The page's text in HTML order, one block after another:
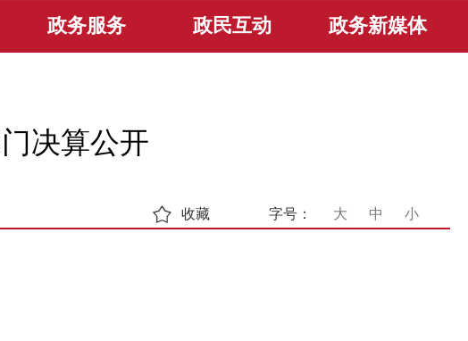
政务服务 政民互动 政务新媒体
决算公开
字号： 大 中 小
收藏